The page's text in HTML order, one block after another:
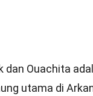
dan Ouachita
utama di